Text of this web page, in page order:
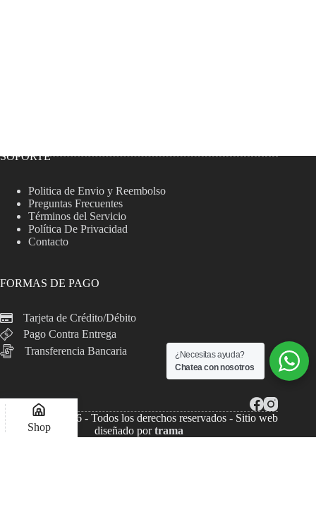
SOPORTE
Politica de Envio y Reembolso
Preguntas Frecuentes
Términos del Servicio
Política De Privacidad
Contacto
FORMAS DE PAGO
Tarjeta de Crédito/Débito
Pago Contra Entrega
Transferencia Bancaria
Copyright © 2026 - Todos los derechos reservados - Sitio web
diseñado portrama
¿Necesitas ayuda?
Chatea con nosotros
Shop